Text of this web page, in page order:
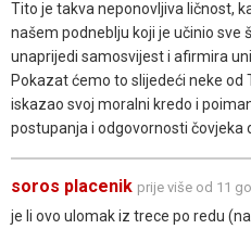
Tito je takva neponovljiva ličnost,
našem podneblju koji je učinio sve
unaprijedi samosvijest i afirmira
Pokazat ćemo to slijedeći neke
iskazao svoj moralni kredo i
postupanja i odgovornosti čovjeka
soros placenik prije više od 11
je li ovo ulomak iz trece po redu